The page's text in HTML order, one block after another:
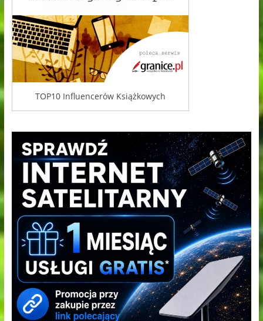
TOP10 Influencerów Książkowych